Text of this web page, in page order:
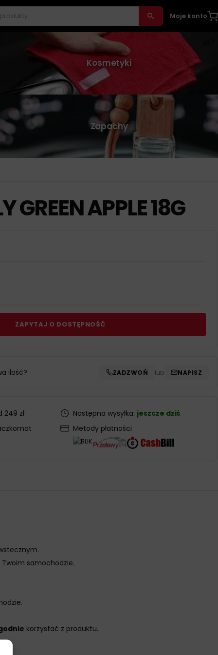
Moje konto
Kosmetyki
Zapachy
GREEN APPLE 18G
ZAPYTAJ O DOSTĘPNOŚĆ
ilość? ZADZWOŃ lub NAPISZ
zł
Następna wysyłka: jeszcze dziś
Metody płatności
samochodzie.
korzystać z produktu.